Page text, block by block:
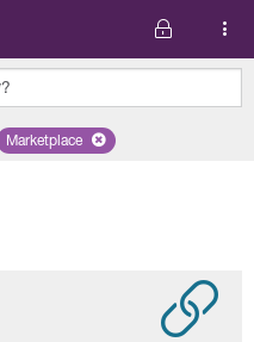
state 'Kentucky'
Remove selected plan
Marketplace